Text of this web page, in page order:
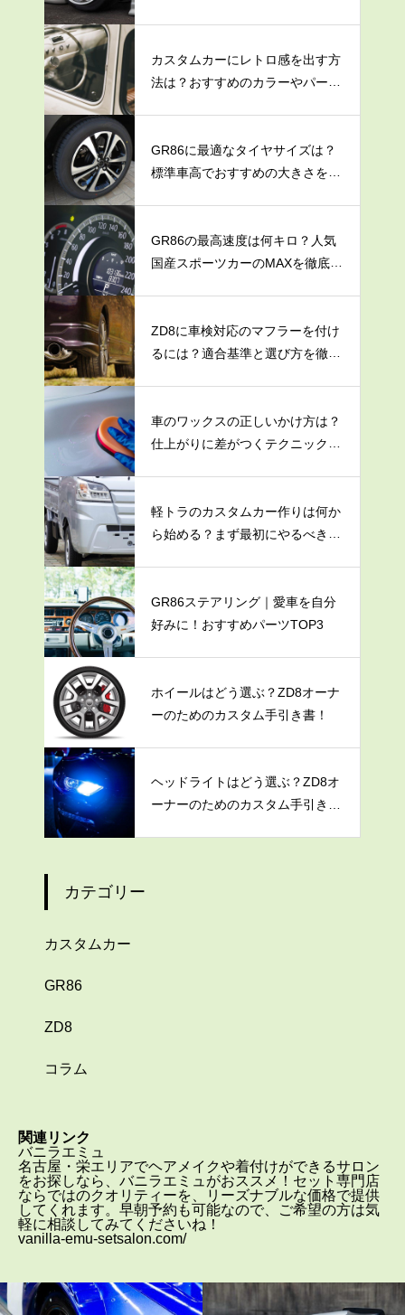
カスタムカーにレトロ感を出す方
法は？おすすめのカラーやパーツ
GR86に最適なタイヤサイズは？
標準車高でおすすめの大きさを解
GR86の最高速度は何キロ？人気
国産スポーツカーのMAXを徹底調
ZD8に車検対応のマフラーを付け
るには？適合基準と選び方を徹底
車のワックスの正しいかけ方は？
仕上がりに差がつくテクニックを
軽トラのカスタムカー作りは何か
ら始める？まず最初にやるべき3
GR86ステアリング｜愛車を自分
好みに！おすすめパーツTOP3
ホイールはどう選ぶ？ZD8オーナ
ーのためのカスタム手引き書！
ヘッドライトはどう選ぶ？ZD8オ
ーナーのためのカスタム手引き
カテゴリー
カスタムカー
GR86
ZD8
コラム
関連リンク
バニラエミュ
名古屋・栄エリアでヘアメイクや着付けができるサロン
をお探しなら、バニラエミュがおススメ！セット専門店
ならではのクオリティーを、リーズナブルな価格で提供
してくれます。早朝予約も可能なので、ご希望の方は気
軽に相談してみてくださいね！
vanilla-emu-setsalon.com/